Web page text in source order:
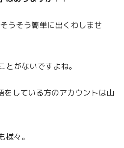
うそう簡単に出くわしませ
がないですよね。
をしている方のアカウントは山
々。